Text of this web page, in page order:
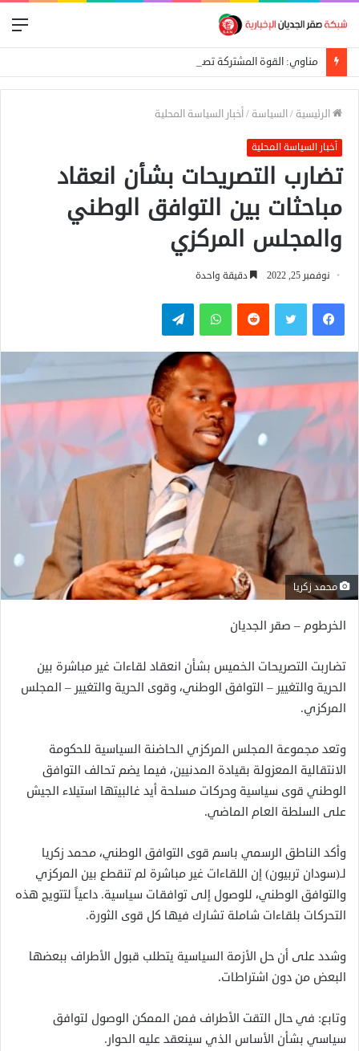
الرئيسية /السياسة /أخبار السياسة المحلية
أخبار السياسة المحلية
تضارب التصريحات بشأن انعقاد
مباحثات بين التوافق الوطني
والمجلس المركزي
نوفمبر 25, 2022 دقيقة واحدة
فيسبوكتويتر واتساب تيلقرام
محمد زكريا
الخرطوم – صقر الجديان
تضاربت التصريحات الخميس بشأن انعقاد لقاءات غير مباشرة بين
الحرية والتغيير – التوافق الوطني، وقوى الحرية والتغيير – المجلس
المركزي.
وتعد مجموعة المجلس المركزي الحاضنة السياسية للحكومة
الانتقالية المعزولة بقيادة المدنيين، فيما يضم تحالف التوافق
الوطني قوى سياسية وحركات مسلحة أيد غالبيتها استيلاء الجيش
على السلطة العام الماضي.
وأكد الناطق الرسمي باسم قوى التوافق الوطني، محمد زكريا
لـ(سودان تربيون) إن اللقاءات غير مباشرة لم تنقطع بين المركزي
والتوافق الوطني، للوصول إلى توافقات سياسية. داعياً لتتويج هذه
التحركات بلقاءات شاملة تشارك فيها كل قوى الثورة.
وشدد على أن حل الأزمة السياسية يتطلب قبول الأطراف ببعضها
البعض من دون اشتراطات.
وتابع: في حال التقت الأطراف فمن الممكن الوصول لتوافق
سياسي بشأن الأساس الذي سينعقد عليه الحوار.